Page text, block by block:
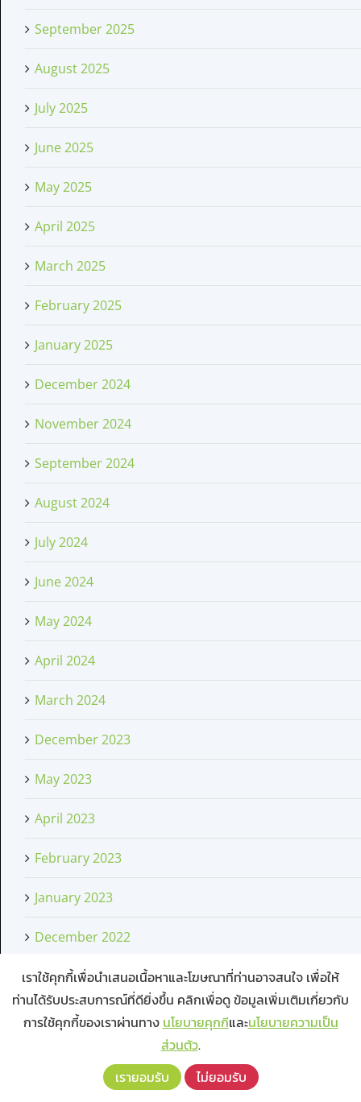
เราใช้คุกกี้เพื่อนำเสนอเนื้อหาและโฆษณาที่ท่านอาจสนใจ เพื่อให้
ท่านได้รับประสบการณ์ที่ดียิ่งขึ้น คลิกเพื่อดู ข้อมูลเพิ่มเติมเกี่ยวกับ
การใช้คุกกี้ของเราผ่านทาง นโยบายคุกกีและนโยบายความเป็น
ส่วนตัว.
เรายอมรับ
ไม่ยอมรับ
September 2025
August 2025
July 2025
June 2025
May 2025
April 2025
March 2025
February 2025
January 2025
December 2024
November 2024
September 2024
August 2024
July 2024
June 2024
May 2024
April 2024
March 2024
December 2023
May 2023
April 2023
February 2023
January 2023
December 2022
November 2022
August 2022